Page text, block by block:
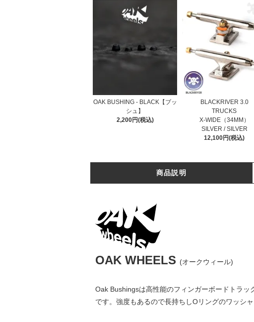
OAK BUSHING - BLACK【ブッ
シュ】
2,200円(税込)
BLACKRIVER 3.0
TRUCKS
X-WIDE（34MM）
SILVER / SILVER
12,100円(税込)
商品説明
OAK WHEELS (オークウィール)
Oak Bushingsは高性能のフィンガーボードトラ
です。強度もあるので長持ちしOリングのワッシ